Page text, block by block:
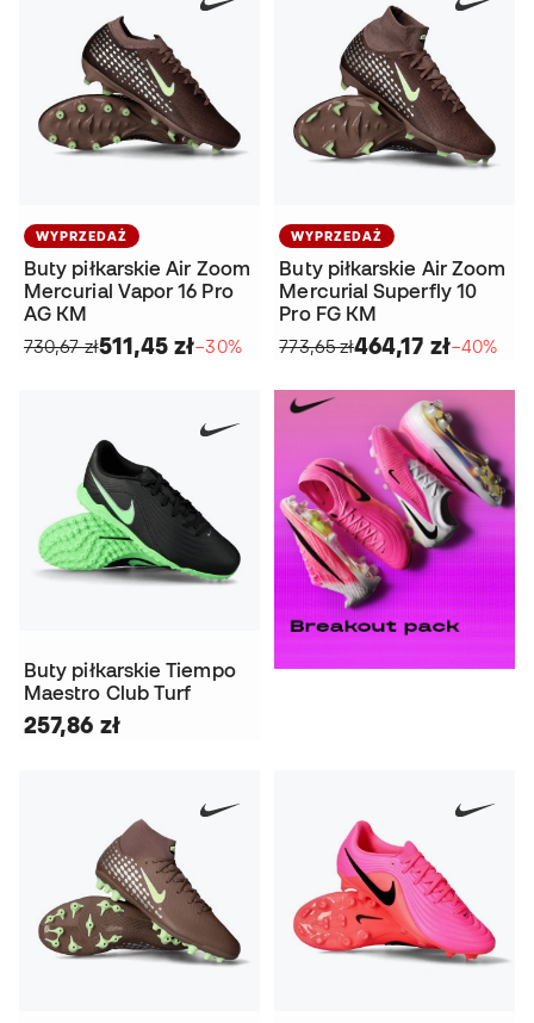
WYPRZEDAŻ
Buty piłkarskie Air Zoom
Mercurial Vapor 16 Pro
AG KM
730,67 zł511,45 zł−30%
WYPRZEDAŻ
Buty piłkarskie Air Zoom
Mercurial Superfly 10
Pro FG KM
773,65 zł464,17 zł−40%
Buty piłkarskie Tiempo
Maestro Club Turf
257,86 zł